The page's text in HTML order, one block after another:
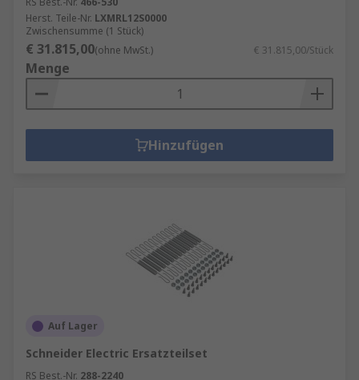
Herst. Teile-Nr. LXMRL12S0000
Zwischensumme (1 Stück)
€ 31.815,00(ohne MwSt.) € 31.815,00/Stück
Menge
Hinzufügen
Auf Lager
Schneider Electric Ersatzteilset
RS Best.-Nr. 288-2240